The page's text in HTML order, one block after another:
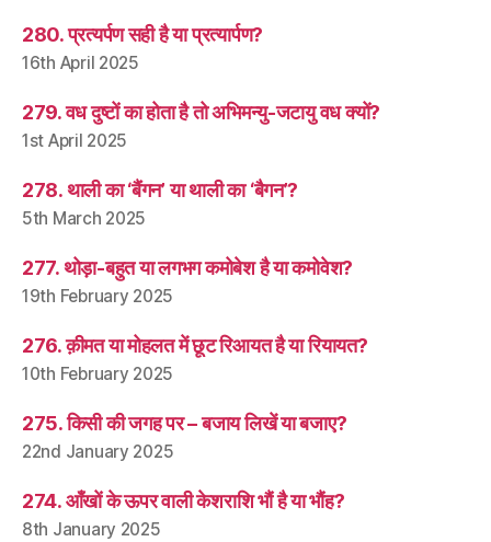
280. प्रत्यर्पण सही है या प्रत्यार्पण?
16th April 2025
279. वध दुष्टों का होता है तो अभिमन्यु-जटायु वध क्यों?
1st April 2025
278. थाली का ‘बैंगन’ या थाली का ‘बैगन’?
5th March 2025
277. थोड़ा-बहुत या लगभग कमोबेश है या कमोवेश?
19th February 2025
276. क़ीमत या मोहलत में छूट रिआयत है या रियायत?
10th February 2025
275. किसी की जगह पर – बजाय लिखें या बजाए?
22nd January 2025
274. आँखों के ऊपर वाली केशराशि भौं है या भौंह?
8th January 2025